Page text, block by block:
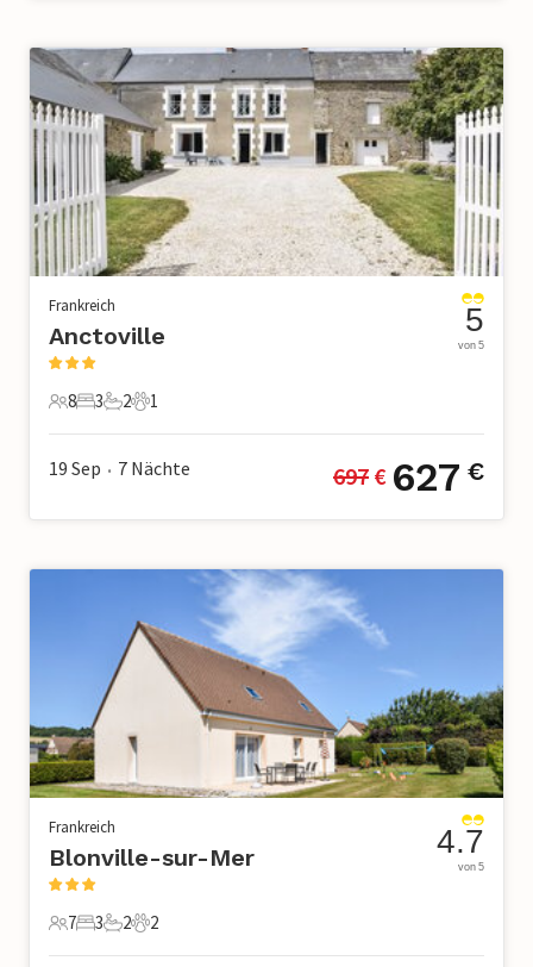
Frankreich
Anctoville
8 Gäste
8
3 Schlafzimmer
3
2 Badezimmer
2
1 Haustier
1
5
von 5
19 Sep • 7 Nächte 697 € 627 €
Frankreich
Blonville-sur-Mer
7 Gäste
7
3 Schlafzimmer
3
2 Badezimmer
2
2 Haustiere
2
4.7
von 5